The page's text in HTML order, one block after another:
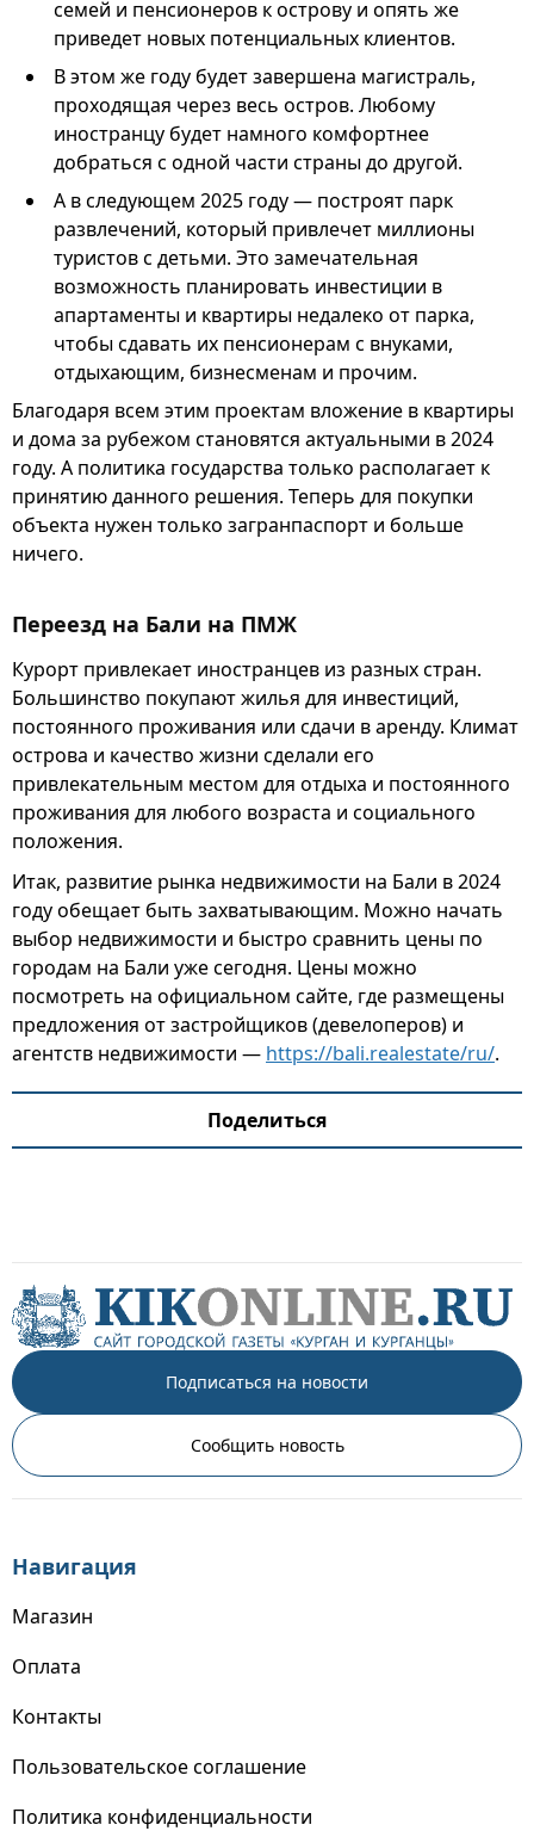
семей и пенсионеров к острову и опять же
приведет новых потенциальных клиентов.
В этом же году будет завершена магистраль,
проходящая через весь остров. Любому
иностранцу будет намного комфортнее
добраться с одной части страны до другой.
А в следующем 2025 году — построят парк
развлечений, который привлечет миллионы
туристов с детьми. Это замечательная
возможность планировать инвестиции в
апартаменты и квартиры недалеко от парка,
чтобы сдавать их пенсионерам с внуками,
отдыхающим, бизнесменам и прочим.
Благодаря всем этим проектам вложение в квартиры
и дома за рубежом становятся актуальными в 2024
году. А политика государства только располагает к
принятию данного решения. Теперь для покупки
объекта нужен только загранпаспорт и больше
ничего.
Переезд на Бали на ПМЖ
Курорт привлекает иностранцев из разных стран.
Большинство покупают жилья для инвестиций,
постоянного проживания или сдачи в аренду. Климат
острова и качество жизни сделали его
привлекательным местом для отдыха и постоянного
проживания для любого возраста и социального
положения.
Итак, развитие рынка недвижимости на Бали в 2024
году обещает быть захватывающим. Можно начать
выбор недвижимости и быстро сравнить цены по
городам на Бали уже сегодня. Цены можно
посмотреть на официальном сайте, где размещены
предложения от застройщиков (девелоперов) и
агентств недвижимости — https://bali.realestate/ru/.
Поделиться
Подписаться на новости
Сообщить новость
Навигация
Магазин
Оплата
Контакты
Пользовательское соглашение
Политика конфиденциальности